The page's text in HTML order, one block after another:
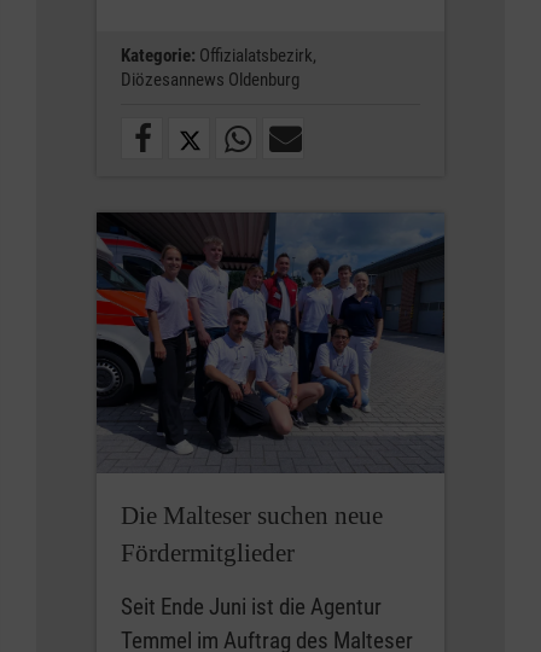
Kategorie: Offizialatsbezirk,
Diözesannews Oldenburg
Die Malteser suchen neue
Fördermitglieder
Seit Ende Juni ist die Agentur
Temmel im Auftrag des Malteser